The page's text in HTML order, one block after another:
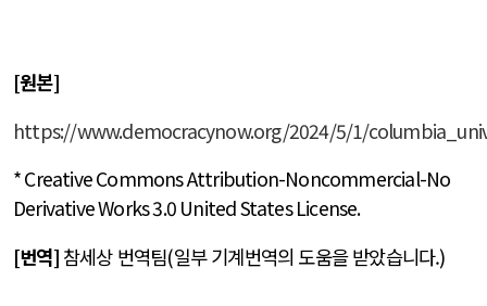
[원본]
https://www.democracynow.org/2024/5/1/
* Creative Commons Attribution-Noncommercial-No
Derivative Works 3.0 United States License.
[번역] 참세상 번역팀(일부 기계번역의 도움을 받았습니다.)